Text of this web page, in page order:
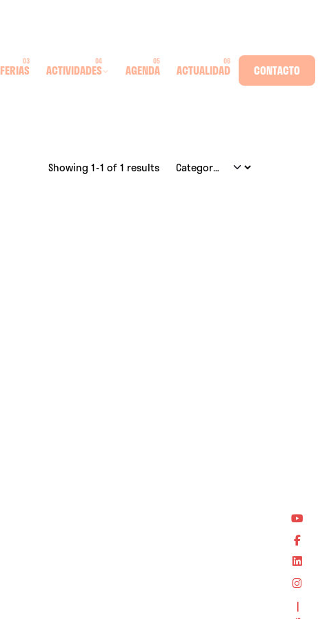
FERIAS ACTIVIDADES AGENDA ACTUALIDAD CONTACTO
Showing 1-1 of 1 results